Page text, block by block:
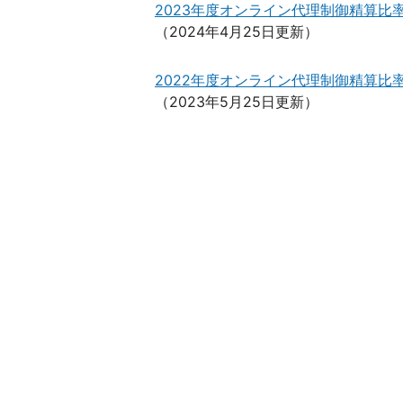
2023年度オンライン代理制御精算比
（2024年4月25日更新）
2022年度オンライン代理制御精算比
（2023年5月25日更新）